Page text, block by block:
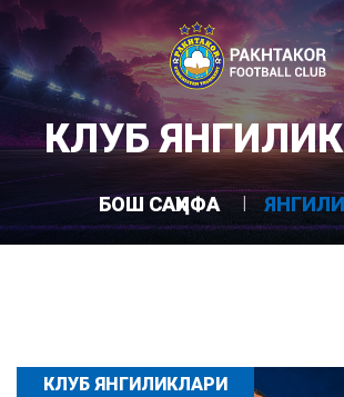
КЛУБ
БОШ САҲИФА
КЛУБ ЯНГИЛИКЛАРИ